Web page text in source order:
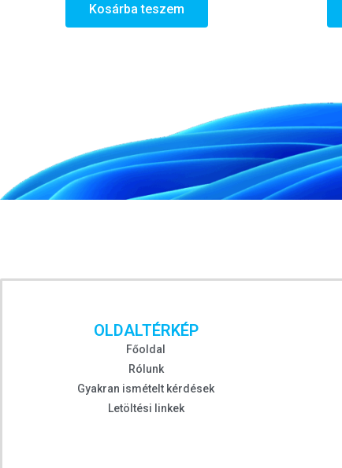
Kosárba teszem
OLDALTÉRKÉP
Főoldal
Rólunk
Gyakran ismételt kérdések
Letöltési linkek